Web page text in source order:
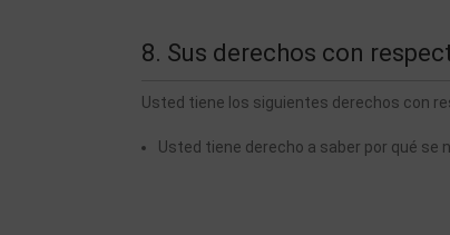
8. Sus derechos con
Usted tiene los siguientes derechos con
Usted tiene derecho a saber por qué